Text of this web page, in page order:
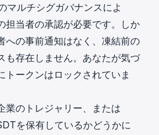
マルチシグガバナンスによ
担当者の承認が必要です。しか
への事前通知はなく、凍結前の
も存在しません。あなたが気づ
トークンはロックされていま
業のトレジャリー、または
を保有しているかどうかに